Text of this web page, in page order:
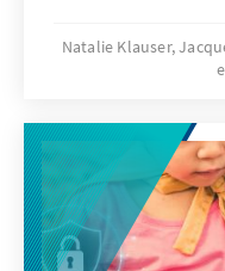
dass mehr
ein Vergleich
verschiedener
eine
Familienpolitik in
Natalie Klauser,